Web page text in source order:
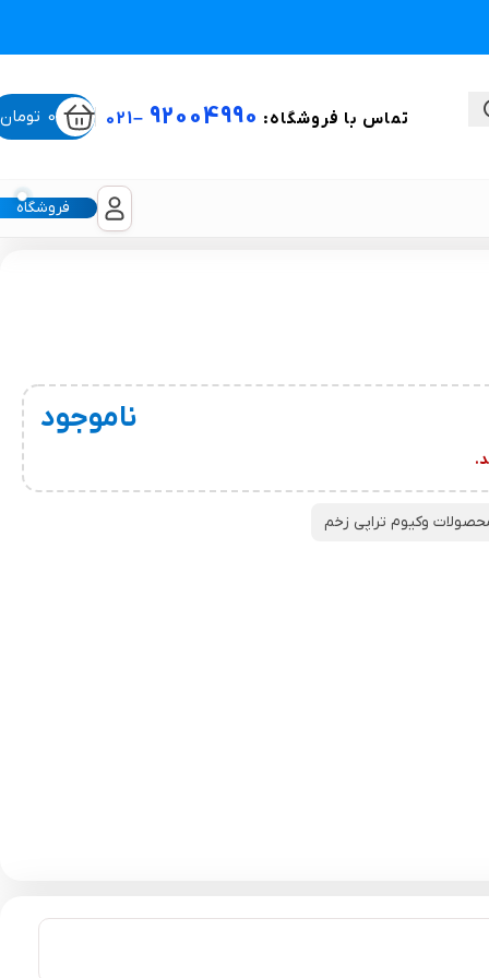
تماس با فروشگاه: 92004990
–
021
0 تومان
فروشگاه
ناموجود
وکیوم تراپی زخم